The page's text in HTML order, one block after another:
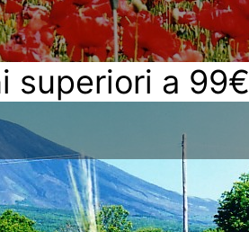
superiori a 99€